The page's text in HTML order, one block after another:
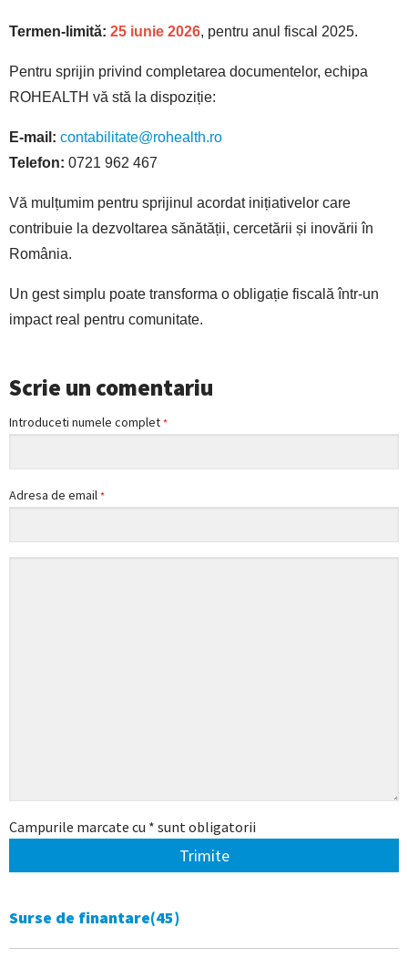
Termen-limită: 25 iunie 2026, pentru anul fiscal 2025.
Pentru sprijin privind completarea documentelor, echipa
ROHEALTH vă stă la dispoziție:
E-mail: contabilitate@rohealth.ro
Telefon: 0721 962 467
Vă mulțumim pentru sprijinul acordat inițiativelor care
contribuie la dezvoltarea sănătății, cercetării și inovării în
România.
Un gest simplu poate transforma o obligație fiscală într-un
impact real pentru comunitate.
Scrie un comentariu
Introduceti numele complet *
Adresa de email *
Campurile marcate cu * sunt obligatorii
Trimite
Surse de finantare(45)